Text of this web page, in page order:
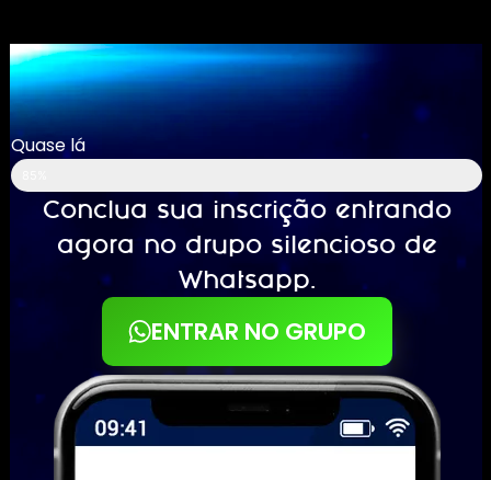
Quase lá
Conclua sua inscrição entrando
agora no drupo silencioso de
Whatsapp.
ENTRAR NO GRUPO
Segundos